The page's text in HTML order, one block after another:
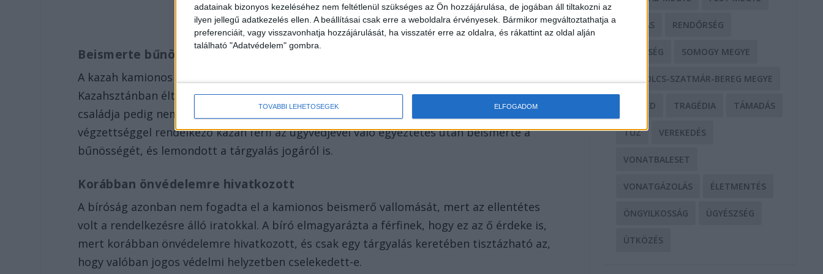
adatainak bizonyos kezeléséhez nem feltétlenül szükséges az Ön hozzájárulása, de jogában áll tiltakozni az
ilyen jellegű adatkezelés ellen. A beállításai csak erre a weboldalra érvényesek. Bármikor megváltoztathatja a
preferenciáit, vagy visszavonhatja hozzájárulását, ha visszatér erre az oldalra, és rákattint az oldal alján
található "Adatvédelem" gombra.
TOVÁBBI LEHETŐSÉGEK ELFOGADOM
Beismerte bűnösségét
A kazah kamionos elmondta, hogy Kínában született 1979 októberében, és
Kazahsztánban élt a két gyermekével és a feleségével. Ő tartotta el őket és az anyját is, a
családja pedig nem is tud arról, hogy ő most börtönben ül. A villamosmérnöki
végzettséggel rendelkező kazah férfi az ügyvédjével való egyeztetés után beismerte a
bűnösségét, és lemondott a tárgyalás jogáról is.
Korábban önvédelemre hivatkozott
A bíróság azonban nem fogadta el a kamionos beismerő vallomását, mert az ellentétes
volt a rendelkezésre álló iratokkal. A bíró elmagyarázta a férfinek, hogy ez az ő érdeke is,
mert korábban önvédelemre hivatkozott, és csak egy tárgyalás keretében tisztázható az,
hogy valóban jogos védelmi helyzetben cselekedett-e.
RABLÁS RENDŐRSÉG
SEGÍTSÉG SOMOGY MEGYE
SZABOLCS-SZATMÁR-BEREG MEGYE
SZEGED TRAGÉDIA TÁMADÁS
TŰZ VEREKEDÉS
VONATBALESET
VONATGÁZOLÁS ÉLETMENTÉS
ÖNGYILKOSSÁG ÜGYÉSZSÉG
ÜTKÖZÉS